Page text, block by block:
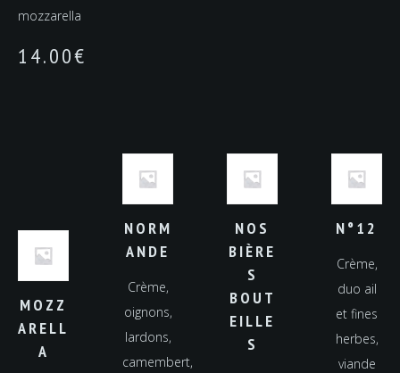
mozzarella
14.00€
MOZZ
ARELL
A
N°12
Crème,
duo ail
et fines
herbes,
viande
NORM
ANDE
Crème,
oignons,
lardons,
camembert,
NOS
BIÈRE
S
BOUT
EILLE
S